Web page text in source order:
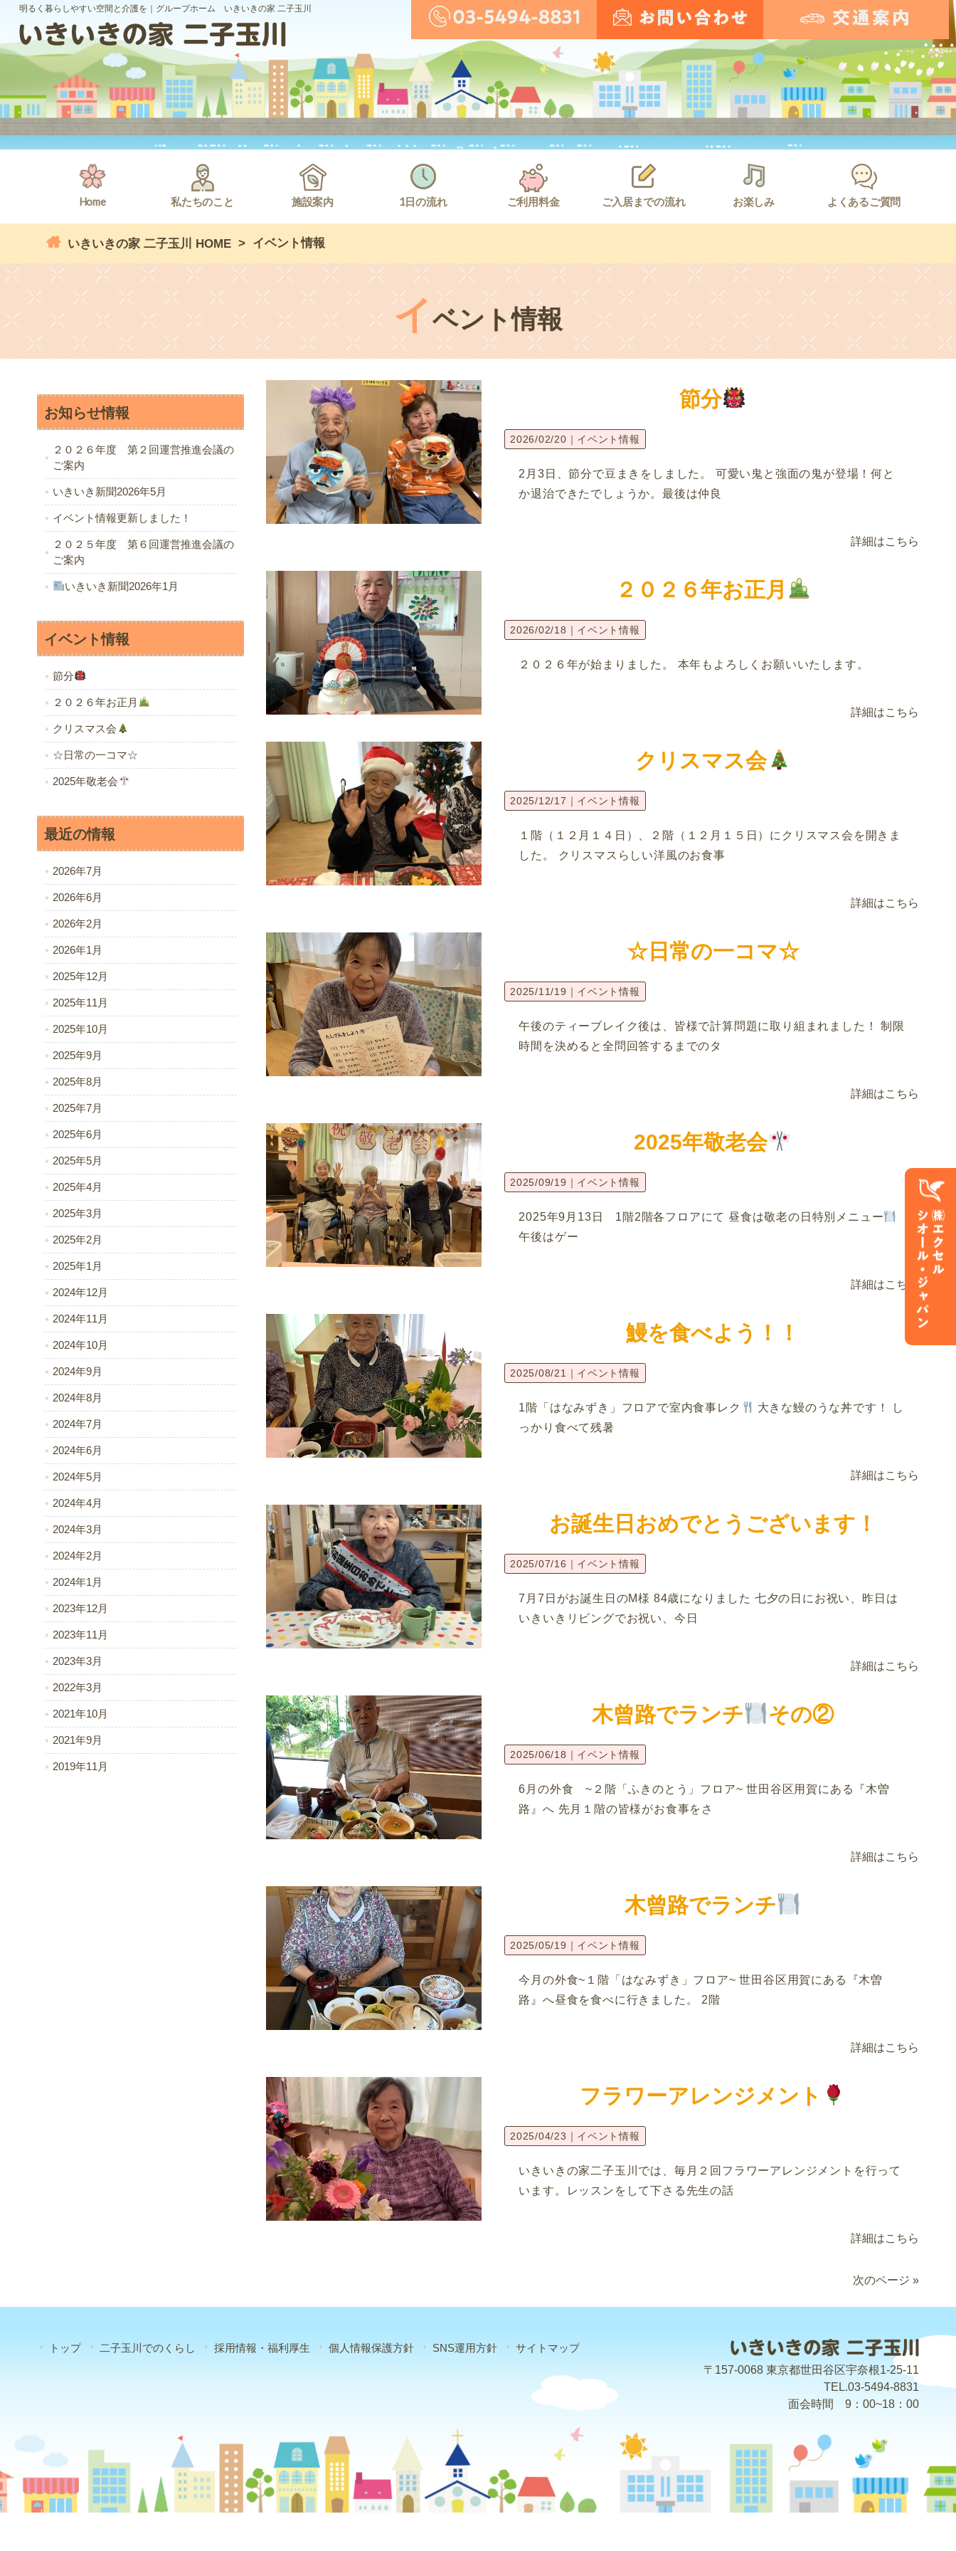
明るく暮らしやすい空間と介護を｜グループホーム いきいきの家 二子玉川
Home 私たちのこと 施設案内 1日の流れ ご利用料金 ご入居までの流れ お楽しみ よくあるご質問
いきいきの家 二子玉川 HOME > イベント情報
イベント情報
節分
2026/02/20｜ イベント情報
2月3日、節分で豆まきをしました。 可愛い鬼と強面の鬼が登場！何と
か退治できたでしょうか。最後は仲良
詳細はこちら
２０２６年お正月
2026/02/18｜ イベント情報
２０２６年が始まりました。 本年もよろしくお願いいたします。
詳細はこちら
クリスマス会
2025/12/17｜ イベント情報
１階（１２月１４日）、２階（１２月１５日）にクリスマス会を開きま
した。 クリスマスらしい洋風のお食事
詳細はこちら
☆日常の一コマ☆
2025/11/19｜ イベント情報
午後のティーブレイク後は、皆様で計算問題に取り組まれました！ 制限
時間を決めると全問回答するまでのタ
詳細はこちら
2025年敬老会
2025/09/19｜ イベント情報
2025年9月13日 1階2階各フロアにて 昼食は敬老の日特別メニュー
午後はゲー
詳細はこちら
鰻を食べよう！！
2025/08/21｜ イベント情報
1階「はなみずき」フロアで室内食事レク
大きな鰻のうな丼です！ し
っかり食べて残暑
詳細はこちら
お誕生日おめでとうございます！
2025/07/16｜ イベント情報
7月7日がお誕生日のM様 84歳になりました 七夕の日にお祝い、昨日は
いきいきリビングでお祝い、今日
詳細はこちら
木曾路でランチ その②
2025/06/18｜ イベント情報
6月の外食 ~２階「ふきのとう」フロア~ 世田谷区用賀にある『木曽
路』へ 先月１階の皆様がお食事をさ
詳細はこちら
木曾路でランチ
2025/05/19｜ イベント情報
今月の外食~１階「はなみずき」フロア~ 世田谷区用賀にある『木曽
路』へ昼食を食べに行きました。 2階
詳細はこちら
フラワーアレンジメント
2025/04/23｜ イベント情報
いきいきの家二子玉川では、毎月２回フラワーアレンジメントを行って
います。レッスンをして下さる先生の話
詳細はこちら
次のページ »
お知らせ情報
２０２６年度 第２回運営推進会議の
ご案内
いきいき新聞2026年5月
イベント情報更新しました！
２０２５年度 第６回運営推進会議の
ご案内
いきいき新聞2026年1月
イベント情報
節分
２０２６年お正月
クリスマス会
☆日常の一コマ☆
2025年敬老会
最近の情報
2026年7月
2026年6月
2026年2月
2026年1月
2025年12月
2025年11月
2025年10月
2025年9月
2025年8月
2025年7月
2025年6月
2025年5月
2025年4月
2025年3月
2025年2月
2025年1月
2024年12月
2024年11月
2024年10月
2024年9月
2024年8月
2024年7月
2024年6月
2024年5月
2024年4月
2024年3月
2024年2月
2024年1月
2023年12月
2023年11月
2023年3月
2022年3月
2021年10月
2021年9月
2019年11月
トップ 二子玉川でのくらし 採用情報・福利厚生 個人情報保護方針 SNS運用方針
サイトマップ
〒157-0068 東京都世田谷区宇奈根1-25-11
TEL.03-5494-8831
面会時間 9：00~18：00